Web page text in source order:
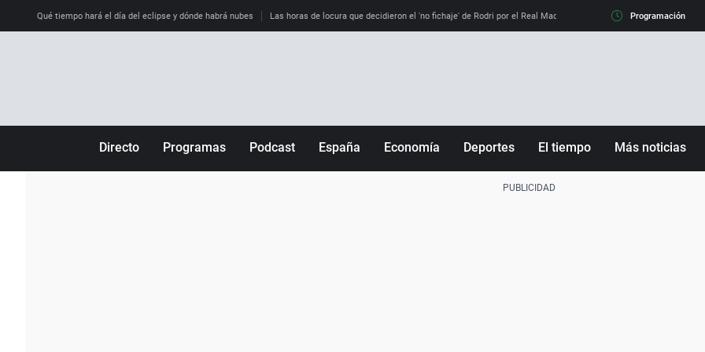
Qué tiempo hará el día del eclipse y dónde habrá nubes Las horas de locura que decidieron el 'no fichaje' de Rodri por el Real Madrid y su 'sí' al Barça La llamada
Programación
Directo Programas Podcast España Economía Deportes El tiempo Más noticias